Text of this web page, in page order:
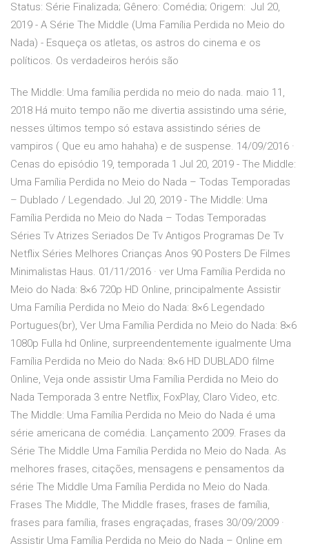
Status: Série Finalizada; Gênero: Comédia; Origem: Jul 20,
2019 - A Série The Middle (Uma Família Perdida no Meio do
Nada) - Esqueça os atletas, os astros do cinema e os
políticos. Os verdadeiros heróis são
The Middle: Uma família perdida no meio do nada. maio 11,
2018 Há muito tempo não me divertia assistindo uma série,
nesses últimos tempo só estava assistindo séries de
vampiros ( Que eu amo hahaha) e de suspense. 14/09/2016 ·
Cenas do episódio 19, temporada 1 Jul 20, 2019 - The Middle:
Uma Família Perdida no Meio do Nada – Todas Temporadas
– Dublado / Legendado. Jul 20, 2019 - The Middle: Uma
Família Perdida no Meio do Nada – Todas Temporadas
Séries Tv Atrizes Seriados De Tv Antigos Programas De Tv
Netflix Séries Melhores Crianças Anos 90 Posters De Filmes
Minimalistas Haus. 01/11/2016 · ver Uma Família Perdida no
Meio do Nada: 8×6 720p HD Online, principalmente Assistir
Uma Família Perdida no Meio do Nada: 8×6 Legendado
Portugues(br), Ver Uma Família Perdida no Meio do Nada: 8×6
1080p Fulla hd Online, surpreendentemente igualmente Uma
Família Perdida no Meio do Nada: 8×6 HD DUBLADO filme
Online, Veja onde assistir Uma Família Perdida no Meio do
Nada Temporada 3 entre Netflix, FoxPlay, Claro Video, etc.
The Middle: Uma Família Perdida no Meio do Nada é uma
série americana de comédia. Lançamento 2009. Frases da
Série The Middle Uma Família Perdida no Meio do Nada. As
melhores frases, citações, mensagens e pensamentos da
série The Middle Uma Família Perdida no Meio do Nada.
Frases The Middle, The Middle frases, frases de família,
frases para família, frases engraçadas, frases 30/09/2009 ·
Assistir Uma Família Perdida no Meio do Nada – Online em